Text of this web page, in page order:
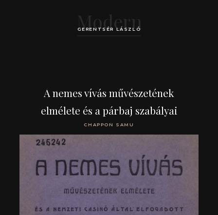
Modern
GERENTSÉR LÁSZLÓ
A nemes vívás művészetének
elmélete és a párbaj szabályai
CHAPPON SAMU